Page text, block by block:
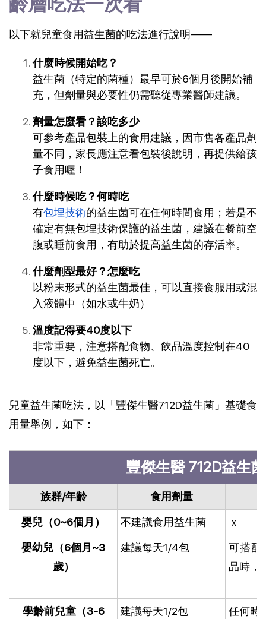
以下就兒童食用益生菌的吃法進行說明——
什麼時候開始吃？
益生菌（特定的菌種）最早可於6個月後開始補
充，但劑量與必要性仍需聽從專業醫師建議。
劑量怎麼看？該吃多少
可參考產品包裝上的食用建議，因市售各產品劑
量不同，家長應注意看包裝後說明，再提供給孩
子食用喔！
什麼時候吃？何時吃
有包埋技術的益生菌可在任何時間食用；若是不
確定有無包埋技術保護的益生菌，建議在餐前空
腹或睡前食用，有助於提高益生菌的存活率。
什麼劑型最好？怎麼吃
以粉末形式的益生菌最佳，可以直接食服用或混
入液體中（如水或牛奶）
溫度記得要40度以下
非常重要，注意搭配食物、飲品溫度控制在40
度以下，避免益生菌死亡。
兒童益生菌吃法，以「豐傑生醫712D益生菌」基礎食
用量舉例，如下：
豐傑生醫 712D益生
族群/年齡 食用劑量
嬰兒（0~6個月） 不建議食用益生菌 ｘ
嬰幼兒（6個月~3
歲）
建議每天1/4包
可搭配
品時，
學齡前兒童（3-6
建議每天1/2包 任何時